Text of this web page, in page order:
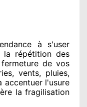
à s'user
répétition des
de vos
vents, pluies,
accentuerl'usure
la fragilisation